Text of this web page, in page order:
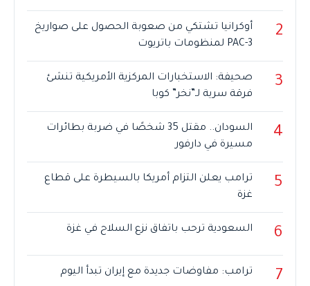
2
أوكرانيا تشتكي من صعوبة الحصول على صواريخ
PAC-3 لمنظومات باتريوت
3
صحيفة: الاستخبارات المركزية الأمريكية تنشئ
فرقة سرية لـ”نخر” كوبا
4
السودان.. مقتل 35 شخصًا في ضربة بطائرات
مسيرة في دارفور
5
ترامب يعلن التزام أمريكا بالسيطرة على قطاع
غزة
6 السعودية ترحب باتفاق نزع السلاح في غزة
7 ترامب: مفاوضات جديدة مع إيران تبدأ اليوم